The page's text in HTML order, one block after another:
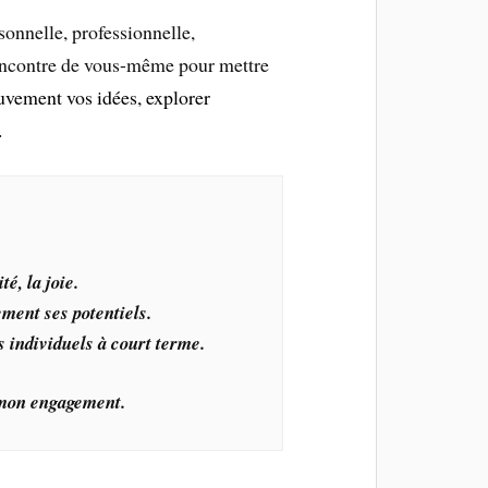
professionnelle,
de vous-même pour mettre
vos idées, explorer
la joie.
ses potentiels.
individuels à court terme.
engagement.